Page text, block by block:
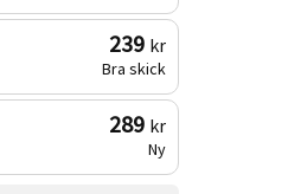
239 kr
Bra skick
289 kr
Ny